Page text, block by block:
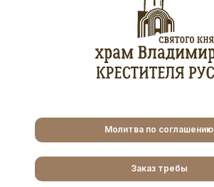
Молитва по соглашению
Заказ требы